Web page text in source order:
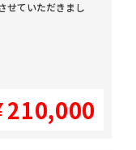
せていただきまし
210,000